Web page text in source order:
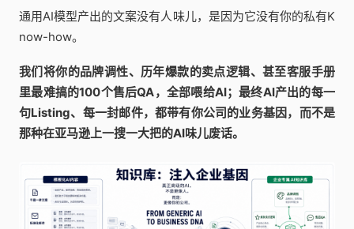
通用AI模型产出的文案没有人味儿，是因为它没有你的私有K
now-how。
我们将你的品牌调性、历年爆款的卖点逻辑、甚至客服手册
里最难搞的100个售后QA，全部喂给AI；最终AI产出的每一
句Listing、每一封邮件，都带有你公司的业务基因，而不是
那种在亚马逊上一搜一大把的AI味儿废话。